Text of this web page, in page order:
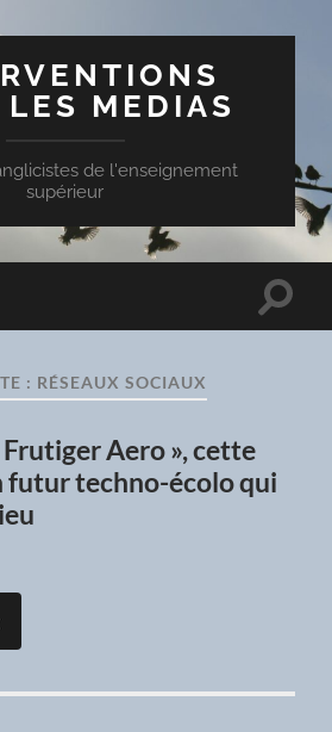
LES MEDIAS
de l'enseignement
supérieur
Toggle
: RÉSEAUX SOCIAUX
Frutiger Aero », cette
futur techno-écolo qui